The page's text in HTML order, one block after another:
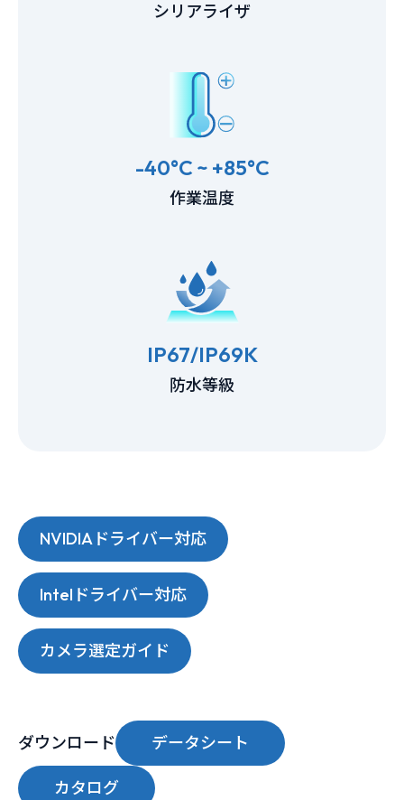
シリアライザ
-40°C ~ +85°C
作業温度
IP67/IP69K
防水等級
NVIDIAドライバー対応
Intelドライバー対応
カメラ選定ガイド
ダウンロード データシート
カタログ